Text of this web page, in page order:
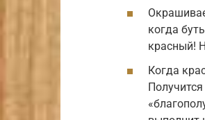
когда
красный!
Когда